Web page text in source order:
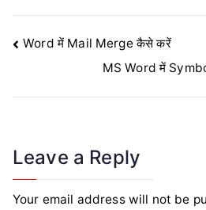
Post
navigation
Word में Mail Merge कैसे करें
MS Word में
Leave a Reply
Your email address will not be